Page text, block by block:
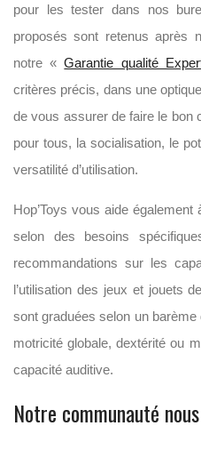
pour les tester dans nos
proposés sont retenus après
notre «Garantie qualité
critères précis, dans une
de vous assurer de faire le bon
pour tous, la socialisation, le
versatilité d’utilisation.
Hop’Toys vous aide
selon des besoins
recommandations sur les
l’utilisation des jeux et jouets
sont graduées selon un
motricité globale, dextérité ou
capacité auditive.
Notre communauté